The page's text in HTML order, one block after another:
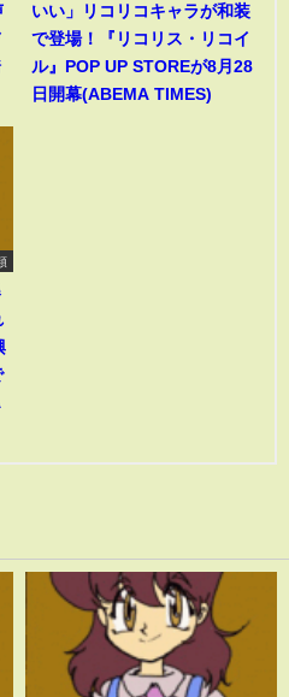
いい」リコリコキャラが和装
で登場！『リコリス・リコイ
ル』POP UP STOREが8月28
日開幕(ABEMA TIMES)